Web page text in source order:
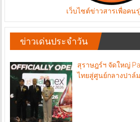
เว็บไซต์ข่าวสารเพื่อคน
ข่าวเด่นประจำวัน
สุราษฎร์ฯ จัดใหญ่
ไทยสู่ศูนย์กลางปาล์